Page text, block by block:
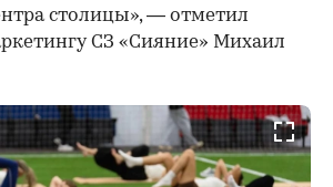
столицы», — отметил
СЗ «Сияние» Михаил